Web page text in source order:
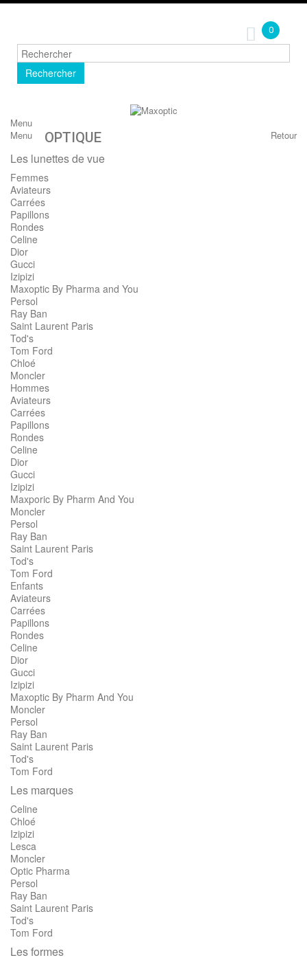
0
Rechercher
Menu
Menu
Retour
OPTIQUE
Les lunettes de vue
Femmes
Aviateurs
Carrées
Papillons
Rondes
Celine
Dior
Gucci
Izipizi
Maxoptic By Pharma and You
Persol
Ray Ban
Saint Laurent Paris
Tod's
Tom Ford
Chloé
Moncler
Hommes
Aviateurs
Carrées
Papillons
Rondes
Celine
Dior
Gucci
Izipizi
Maxporic By Pharm And You
Moncler
Persol
Ray Ban
Saint Laurent Paris
Tod's
Tom Ford
Enfants
Aviateurs
Carrées
Papillons
Rondes
Celine
Dior
Gucci
Izipizi
Maxoptic By Pharm And You
Moncler
Persol
Ray Ban
Saint Laurent Paris
Tod's
Tom Ford
Les marques
Celine
Chloé
Izipizi
Lesca
Moncler
Optic Pharma
Persol
Ray Ban
Saint Laurent Paris
Tod's
Tom Ford
Les formes